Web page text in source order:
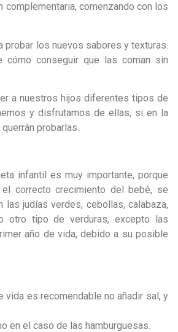
comenzando con los
los nuevos sabores y texturas.
conseguir que las coman sin
a nuestros hijos diferentes tipos de
y disfrutamos de ellas, si en la
probarlas.
infantil es muy importante, porque
correcto crecimiento del bebé, se
las judías verdes, cebollas, calabaza,
otro tipo de verduras, excepto las
año de vida, debido a su posible
vida es recomendable no añadir sal, y
en el caso de las hamburguesas.